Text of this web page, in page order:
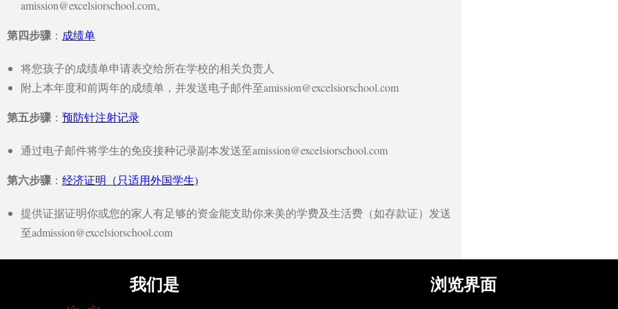
amission@excelsiorschool.com。
第四步骤 ： 成绩单
将您孩子的成绩单申请表交给所在学校的相关负责人
附上本年度和前两年的成绩单，并发送电子邮件至amission@excelsiorschool.com
第五步骤 ： 预防针注射记录
通过电子邮件将学生的免疫接种记录副本发送至amission@excelsiorschool.com
第六步骤 ： 经济证明（只适用外国学生)
提供证据证明你或您的家人有足够的资金能支助你来美的学费及生活费（如存款证）发送
至admission@excelsiorschool.com
我们是 浏览界面